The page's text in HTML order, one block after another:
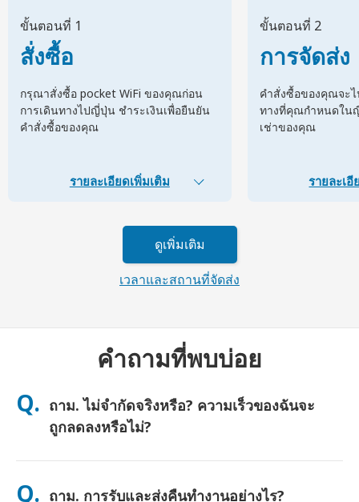
ขั้นตอนที่ 1
สั่งซื้อ
กรุณาสั่งซื้อ pocket WiFi ของคุณก่อน
การเดินทางไปญี่ปุ่น ชำระเงินเพื่อยืนยัน
คำสั่งซื้อของคุณ
รายละเอียดเพิ่มเติม
ขั้นตอนที่ 2
การจัดส่ง
คำสั่งซื้อของคุณจะ
ทางที่คุณกำหนดใน
เช่าของคุณ
รายละเ
ดูเพิ่มเติม
เวลาและสถานที่จัดส่ง
คำถามที่พบบ่อย
Q. ถาม. ไม่จำกัดจริงหรือ? ความเร็วของฉันจะ
ถูกลดลงหรือไม่?
ตอบ. ใช่ครับ ไม่จำกัดอย่างแท้จริง และเราไม่ใช้เพดานนโยบายการ
ใช้ข้อมูลได้มากเท่าที่คุณต้องการตลอดทั้งวัน (เช่นเดียวกับเครือข่าย
Q. ถาม. การรับและส่งคืนทำงานอย่างไร?